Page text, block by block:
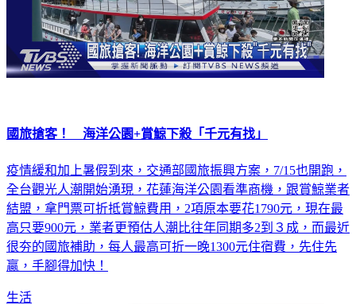
國旅搶客！ 海洋公園+賞鯨下殺「千元有找」
疫情緩和加上暑假到來，交通部國旅振興方案，7/15也開跑，
全台觀光人潮開始湧現，花蓮海洋公園看準商機，跟賞鯨業者
結盟，拿門票可折抵賞鯨費用，2項原本要花1790元，現在最
高只要900元，業者更預估人潮比往年同期多2到３成，而最近
很夯的國旅補助，每人最高可折一晚1300元住宿費，先住先
贏，手腳得加快！
生活